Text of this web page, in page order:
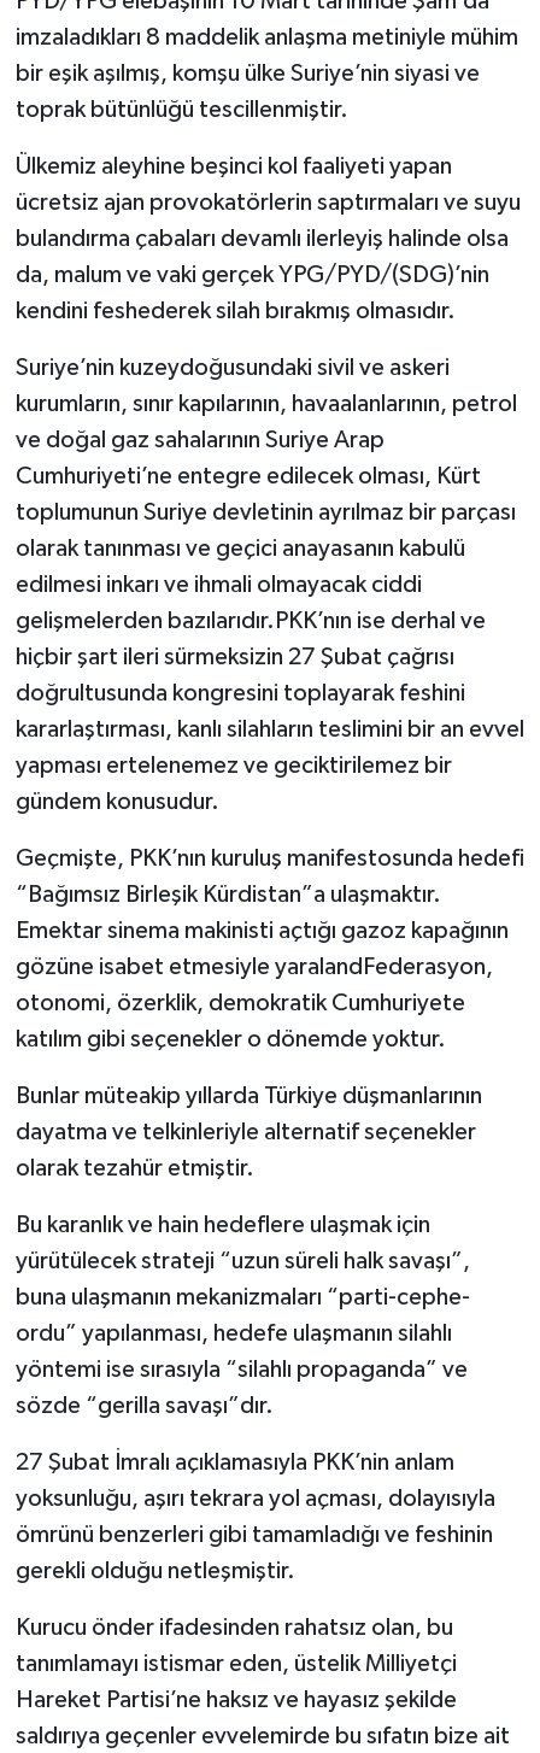
imzaladıkları 8 maddelik anlaşma metiniyle mühim
bir eşik aşılmış, komşu ülke Suriye’nin siyasi ve
toprak bütünlüğü tescillenmiştir.
Ülkemiz aleyhine beşinci kol faaliyeti yapan
ücretsiz ajan provokatörlerin saptırmaları ve suyu
bulandırma çabaları devamlı ilerleyiş halinde olsa
da, malum ve vaki gerçek YPG/PYD/(SDG)’nin
kendini feshederek silah bırakmış olmasıdır.
Suriye’nin kuzeydoğusundaki sivil ve askeri
kurumların, sınır kapılarının, havaalanlarının, petrol
ve doğal gaz sahalarının Suriye Arap
Cumhuriyeti’ne entegre edilecek olması, Kürt
toplumunun Suriye devletinin ayrılmaz bir parçası
olarak tanınması ve geçici anayasanın kabulü
edilmesi inkarı ve ihmali olmayacak ciddi
gelişmelerden bazılarıdır.PKK’nın ise derhal ve
hiçbir şart ileri sürmeksizin 27 Şubat çağrısı
doğrultusunda kongresini toplayarak feshini
kararlaştırması, kanlı silahların teslimini bir an evvel
yapması ertelenemez ve geciktirilemez bir
gündem konusudur.
Geçmişte, PKK’nın kuruluş manifestosunda hedefi
“Bağımsız Birleşik Kürdistan”a ulaşmaktır.
Emektar sinema makinisti açtığı gazoz kapağının
gözüne isabet etmesiyle yaralandFederasyon,
otonomi, özerklik, demokratik Cumhuriyete
katılım gibi seçenekler o dönemde yoktur.
Bunlar müteakip yıllarda Türkiye düşmanlarının
dayatma ve telkinleriyle alternatif seçenekler
olarak tezahür etmiştir.
Bu karanlık ve hain hedeflere ulaşmak için
yürütülecek strateji “uzun süreli halk savaşı”,
buna ulaşmanın mekanizmaları “parti-cephe-
ordu” yapılanması, hedefe ulaşmanın silahlı
yöntemi ise sırasıyla “silahlı propaganda” ve
sözde “gerilla savaşı”dır.
27 Şubat İmralı açıklamasıyla PKK’nin anlam
yoksunluğu, aşırı tekrara yol açması, dolayısıyla
ömrünü benzerleri gibi tamamladığı ve feshinin
gerekli olduğu netleşmiştir.
Kurucu önder ifadesinden rahatsız olan, bu
tanımlamayı istismar eden, üstelik Milliyetçi
Hareket Partisi’ne haksız ve hayasız şekilde
saldırıya geçenler evvelemirde bu sıfatın bize ait